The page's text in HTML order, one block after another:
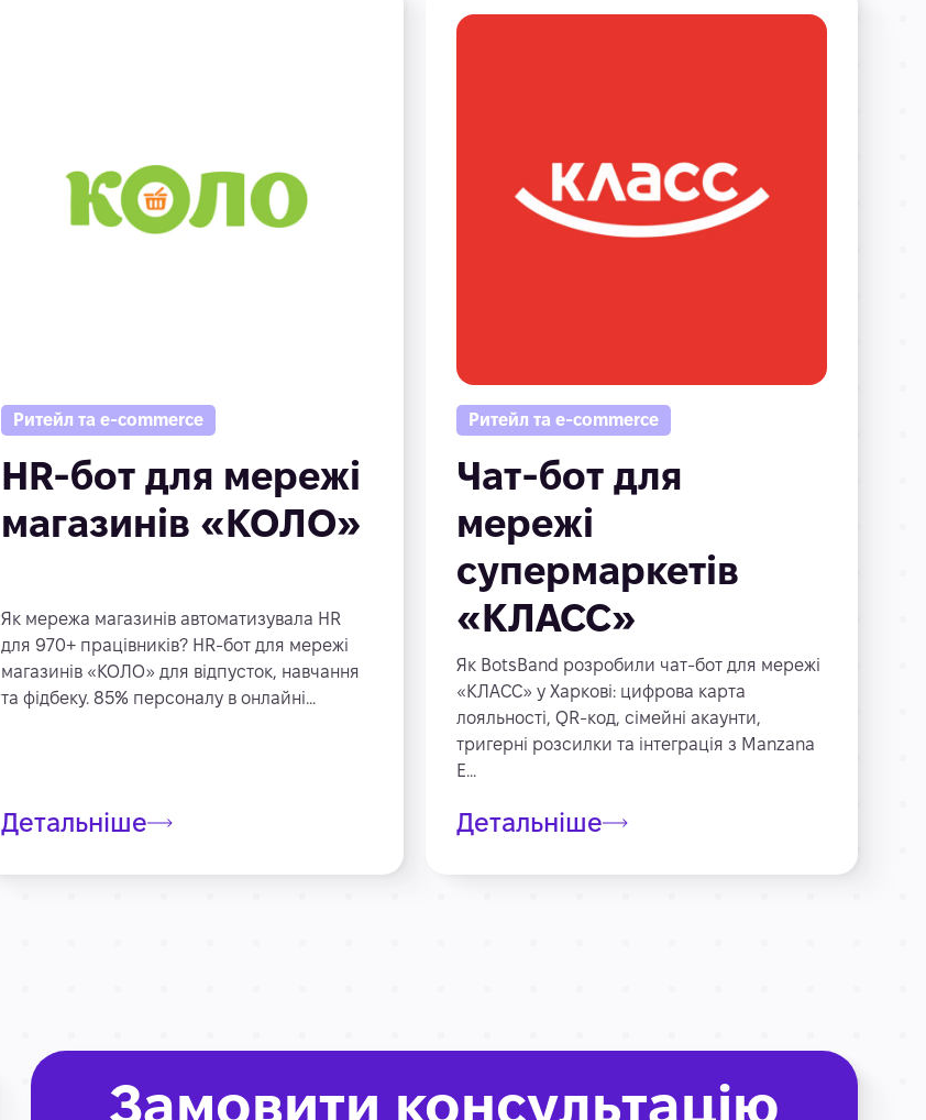
Ритейл та e-commerce
HR-бот для мережі
магазинів «КОЛО»
Як мережа магазинів автоматизувала HR
для 970+ працівників? HR-бот для мережі
магазинів «КОЛО» для відпусток, навчання
та фідбеку. 85% персоналу в онлайні...
Детальніше
Ритейл та e-commerce
Чат-бот для
мережі
супермаркетів
«КЛАСС»
Як BotsBand розробили чат-бот для мережі
«КЛАСС» у Харкові: цифрова карта
лояльності, QR-код, сімейні акаунти,
тригерні розсилки та інтеграція з Manzana
E...
Детальніше
Замовити консультацію